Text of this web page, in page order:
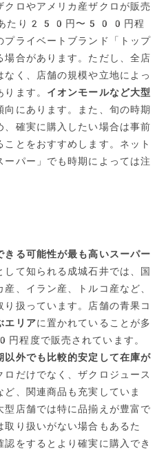
ロやアメリカ産ザクロが販売
あたり250円〜500円程
プライベートブランド「トップ
合があります。ただし、全店
く、店舗の規模や立地によっ
ます。 イオンモールなど大型
向にあります。また、旬の時期
、確実に購入したい場合は事前
とをおすすめします。ネット
ーパー」でも時期によっては注
きる可能性が最も高いスーパー
て知られる成城石井では、国
、イラン産、トルコ産など、
扱っています。店舗の青果コ
エリアに置かれていることが多
で販売されています。
以外でも比較的安定して在庫が
ロだけでなく、ザクロジュース
、関連商品も充実していま
店舗では特に品揃えが豊富で
り扱いがない場合もあるた
をするとより確実に購入でき